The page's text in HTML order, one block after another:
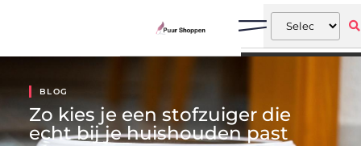
BLOG
Zo kies je een stofzuiger die
echt bij je huishouden past